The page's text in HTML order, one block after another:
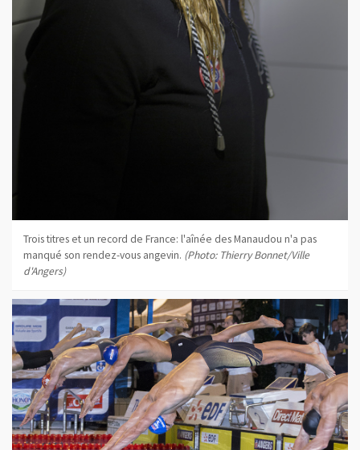
Trois titres et un record de France: l'aînée des Manaudou n'a pas
manqué son rendez-vous angevin. (Photo: Thierry Bonnet/Ville
d'Angers)